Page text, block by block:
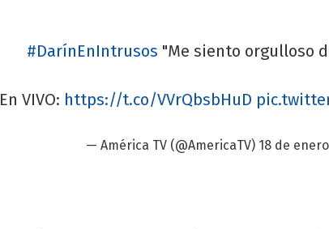
#DarínEnIntrusos "Me siento orgulloso
En VIVO: https://t.co/VVrQbsbHuD
— América TV (@AmericaTV) 18 de